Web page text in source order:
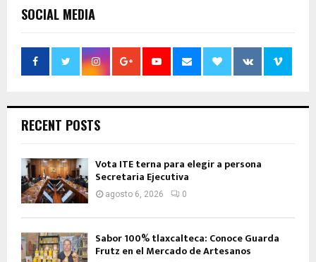
SOCIAL MEDIA
RECENT POSTS
Vota ITE terna para elegir a persona
Secretaria Ejecutiva
agosto 6, 2026 0
Sabor 100% tlaxcalteca: Conoce Guarda
Frutz en el Mercado de Artesanos